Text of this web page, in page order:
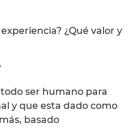
¿Qué valor y
ser humano para
y que esta dado como
basado